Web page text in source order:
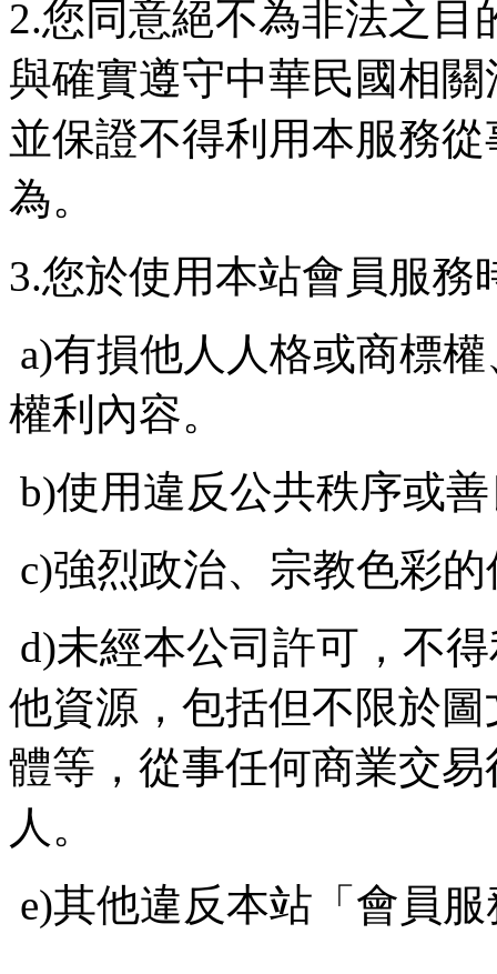
2.您同意絕不為非法之
與確實遵守中華民國相
並保證不得利用本服務
為。
3.您於使用本站會員服務
a)有損他人人格或商標
權利內容。
b)使用違反公共秩序或
c)強烈政治、宗教色彩
d)未經本公司許可，不
他資源，包括但不限於
體等，從事任何商業交
人。
e)其他違反本站「會員